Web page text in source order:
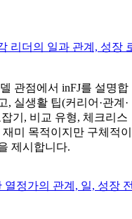
리더의 일과 관계, 성장
관점에서 inFJ를 설명합
, 실생활 팁(커리어·관계·
기, 비교 유형, 체크리스
미 목적이지만 구체적이
제시합니다.
열정가의 관계, 일, 성장